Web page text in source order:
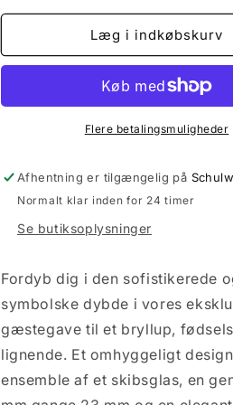
for
Eukalyptusdekoration:
Blomstrende
en
skibskrukke:
til
dit
bryllup
for
Blomstrende
i
en
skibskrukke:
gæstegave
til
dit
bryllup
Læg i indkøbskurv
Flere betalingsmuligheder
Afhentning er tilgængelig på
Normalt klar inden for 24 timer
Se butiksoplysninger
Fordyb dig i den sofistikerede
symbolske dybde i vores
gæstegave til et bryllup,
lignende. Et omhyggeligt
ensemble af et skibsglas, en